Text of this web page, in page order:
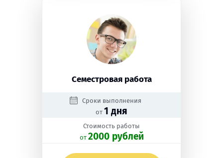
Семестровая работа
Сроки выполнения
от 1 дня
Стоимость работы
oт 2000 рублей